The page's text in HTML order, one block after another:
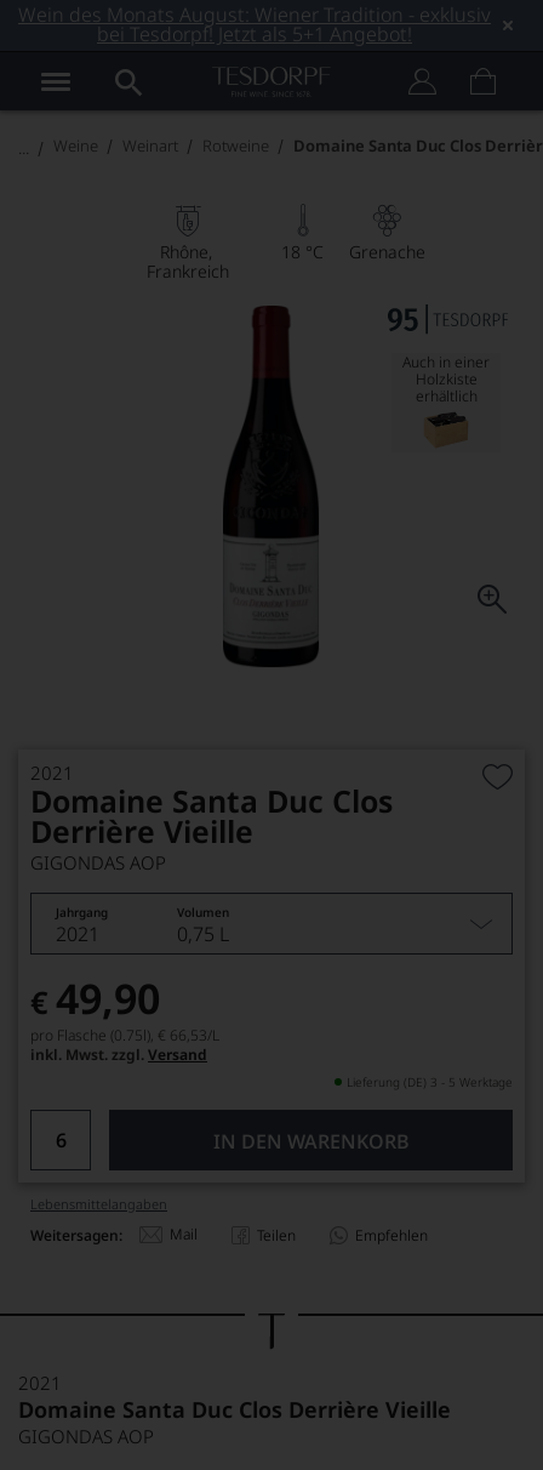
Wein des Monats August: Wiener Tradition - exklusiv
bei Tesdorpf! Jetzt als 5+1 Angebot!
Weine Weinart Rotweine Domaine Santa Duc Clos
Rhône
Frankreich
18 °C Grenache
Auch in einer
Holzkiste
erhältlich
2021
Domaine Santa Duc Clos
Derrière Vieille
GIGONDAS AOP
Jahrgang Volumen
2021 0,75 L
€ 49,90
pro Flasche (0.75l), € 66,53/L
inkl. Mwst. zzgl. Versand
Lieferung (DE) 3 - 5 Werktage
IN DEN WARENKORB
Lebensmittel­angaben
Weitersagen: Mail Teilen Empfehlen
2021
Domaine Santa Duc Clos Derrière Vieille
GIGONDAS AOP